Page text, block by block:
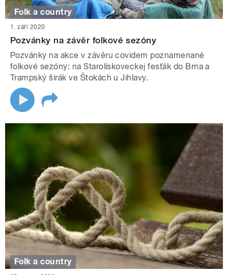
Folk a country
1. září 2020
Pozvánky na závěr folkové sezóny
Pozvánky na akce v závěru covidem poznamenané
folkové sezóny: na Starolískoveckej fesťák do Brna a
Trampský širák ve Štokách u Jihlavy.
Folk a country